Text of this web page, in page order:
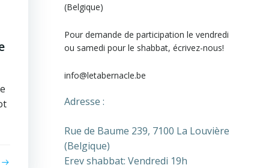
(Belgique)
Pour demande de participation le vendredi
ou samedi pour le shabbat, écrivez-nous!
info@letabernacle.be
Adresse :
Rue de Baume 239, 7100 La Louvière
(Belgique)
Erev shabbat: Vendredi 19h